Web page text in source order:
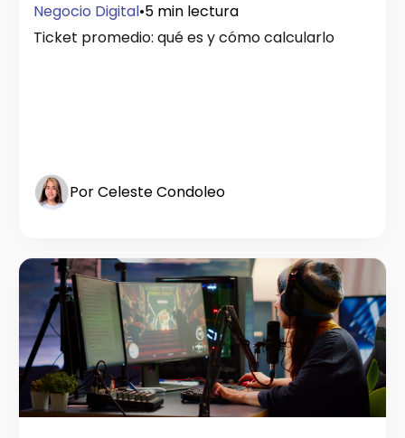
Negocio Digital•5 min lectura
Ticket promedio: qué es y cómo calcularlo
Por Celeste Condoleo